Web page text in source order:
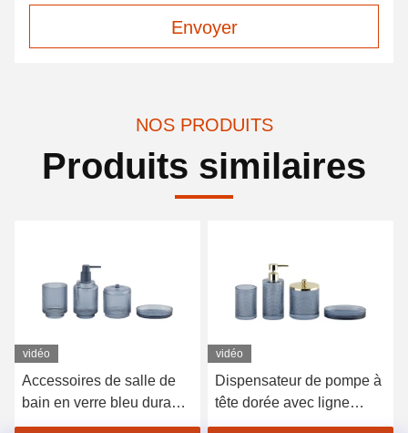
Envoyer
NOS PRODUITS
Produits similaires
vidéo
Dispensateur de pompe à
tête dorée avec ligne
circulaire
Les accessoires de salle
de bains à rubans clairs,
ensemble de 5 pièces,